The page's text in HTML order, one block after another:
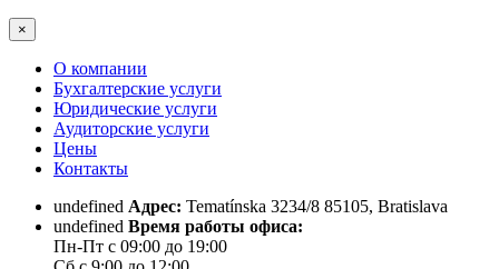
×
О компании
Бухгалтерские услуги
Юридические услуги
Аудиторские услуги
Цены
Контакты
undefined Адрес: Tematínska 3234/8 85105, Bratislava
undefined Время работы офиса:
Пн-Пт с 09:00 до 19:00